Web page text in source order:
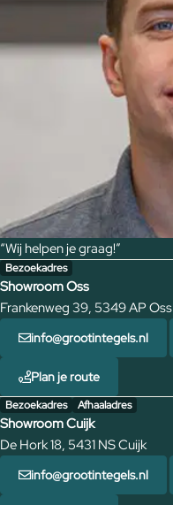
“Wij helpen je graag!”
Bezoekadres
Showroom Oss
Frankenweg 39, 5349 AP Oss
info@grootintegels.nl
Plan je route
Bezoekadres Afhaaladres
Showroom Cuijk
De Hork 18, 5431 NS Cuijk
info@grootintegels.nl